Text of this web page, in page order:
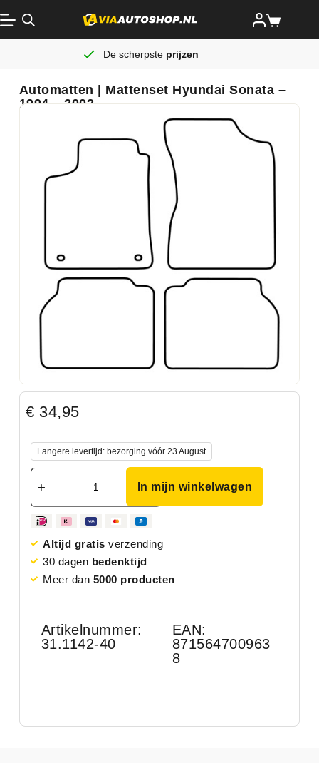
De scherpste prijzen
Automatten | Mattenset Hyundai Sonata –
1994 – 2002
€ 34,95
Langere levertijd: bezorging vóór 23 August
In mijn winkelwagen
Altijd gratis verzending
30 dagen bedenktijd
Meer dan 5000 producten
Artikelnummer:
31.1142-40
EAN:
871564700963
8